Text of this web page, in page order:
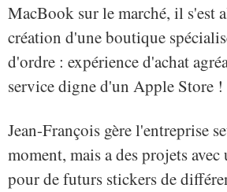
MacBook sur le marché, il s'est
création d'une boutique
d'ordre : expérience d'achat
service digne d'un Apple Store !
Jean-François gère l'entreprise
moment, mais a des projets
pour de futurs stickers de